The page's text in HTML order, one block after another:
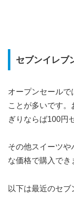
セブンイレブ
オープンセールで
ことが多いです
ぎりならば100円
その他スイーツ
な価格で購入でき
以下は最近のセブ